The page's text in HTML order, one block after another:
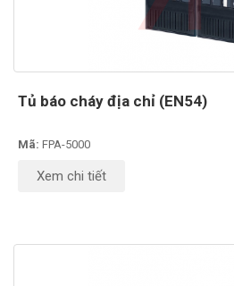
Tủ báo cháy địa chỉ (EN54)
Mã: FPA-5000
Xem chi tiết